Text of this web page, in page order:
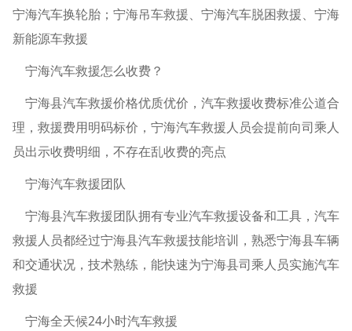
宁海汽车换轮胎；宁海吊车救援、宁海汽车脱困救援、宁海
新能源车救援
宁海汽车救援怎么收费？
宁海县汽车救援价格优质优价，汽车救援收费标准公道合
理，救援费用明码标价，宁海汽车救援人员会提前向司乘人
员出示收费明细，不存在乱收费的亮点
宁海汽车救援团队
宁海县汽车救援团队拥有专业汽车救援设备和工具，汽车
救援人员都经过宁海县汽车救援技能培训，熟悉宁海县车辆
和交通状况，技术熟练，能快速为宁海县司乘人员实施汽车
救援
宁海全天候24小时汽车救援